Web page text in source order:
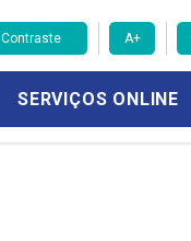
Contraste A+
SERVIÇOS ONLINE